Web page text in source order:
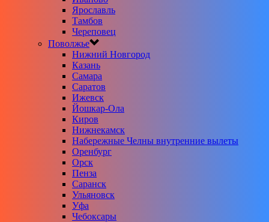
Ярославль
Тамбов
Череповец
Поволжье
Нижний Новгород
Казань
Самара
Саратов
Ижевск
Йошкар-Ола
Киров
Нижнекамск
Набережные Челны внутренние вылеты
Оренбург
Орск
Пенза
Саранск
Ульяновск
Уфа
Чебоксары